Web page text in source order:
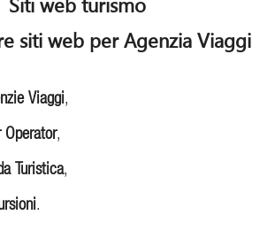
siti web per Agenzia Viaggi
Viaggi,
Operator,
Turistica,
.